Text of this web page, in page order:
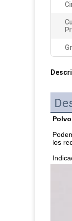
los